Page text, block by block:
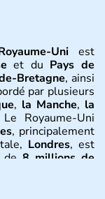
Uni est
et du Pays de
Bretagne, ainsi
par plusieurs
, la Manche, la
Royaume-Uni
, principalement
Londres, est
8 millions de
Royaume-Uni